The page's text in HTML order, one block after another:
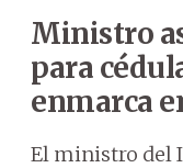
Ministro
para
enmarca
El ministro del